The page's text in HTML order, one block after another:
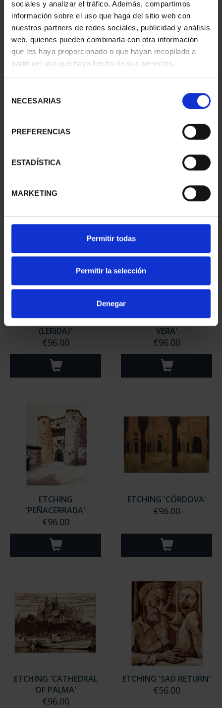
sociales y analizar el tráfico. Además, compartimos
información sobre el uso que haga del sitio web con
nuestros partners de redes sociales, publicidad y análisis
web, quienes pueden combinarla con otra información
que les haya proporcionado o que hayan recopilado a
partir del uso que haya hecho de sus servicios.
NECESARIAS
PREFERENCIAS
ESTADÍSTICA
MARKETING
Permitir todas
Permitir la selección
Denegar
€96.00
ETCHING 'CHURCH OF
ETCHING 'RIALP
(LERIDA)'
€96.00
ETCHING 'LOSAR DE LA
VERA'
€96.00
ETCHING
'PEÑACERRADA'
€96.00
ETCHING 'CÓRDOVA'
€96.00
ETCHING 'CATHEDRAL
OF PALMA'
€96.00
ETCHING 'SAD RETURN'
€56.00